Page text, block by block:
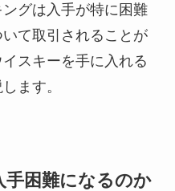
グは入手が特に困難
て取引されることが
スキーを手に入れる
ます。
困難になるのか